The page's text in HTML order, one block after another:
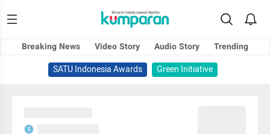
Breaking News Video Story Audio Story
Trending
SATU Indonesia Awards
Green Initiative
S